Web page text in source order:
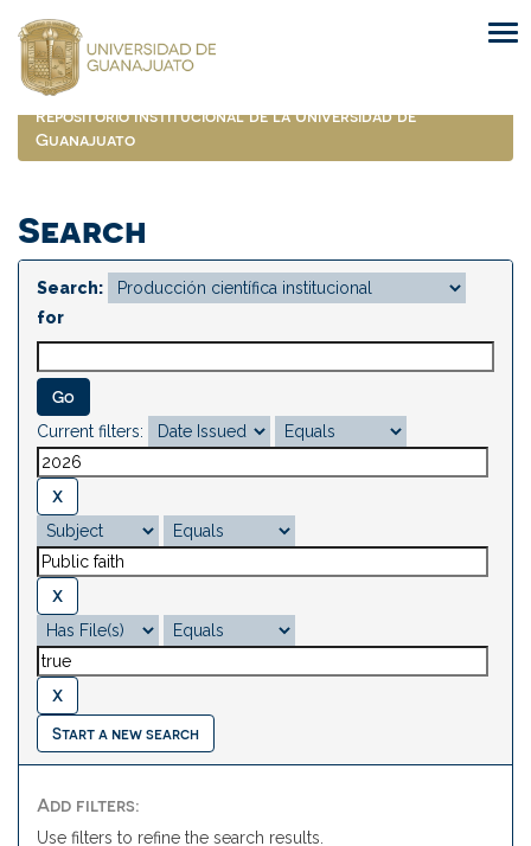
navigation
Repositorio Institucional de la Universidad de
Guanajuato
Search
Search:
for
Current filters:
Start a new search
Add filters:
Use filters to refine the search results.